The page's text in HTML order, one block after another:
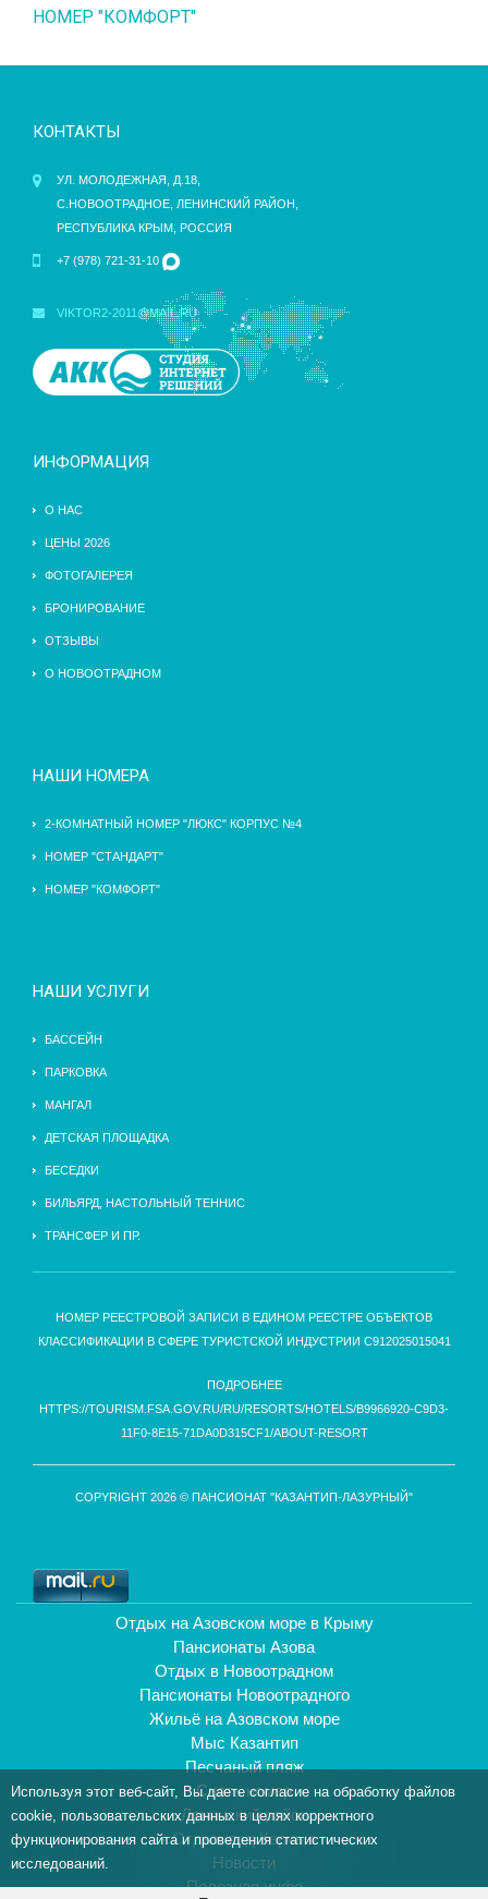
НОМЕР "КОМФОРТ"
КОНТАКТЫ
УЛ. МОЛОДЕЖНАЯ, Д.18,
С.НОВООТРАДНОЕ, ЛЕНИНСКИЙ РАЙОН,
РЕСПУБЛИКА КРЫМ, РОССИЯ
+7 (978) 721-31-10
VIKTOR2-2011@MAIL.RU
ИНФОРМАЦИЯ
О НАС
ЦЕНЫ 2026
ФОТОГАЛЕРЕЯ
БРОНИРОВАНИЕ
ОТЗЫВЫ
О НОВООТРАДНОМ
НАШИ НОМЕРА
2-КОМНАТНЫЙ НОМЕР "ЛЮКС" КОРПУС №4
НОМЕР "СТАНДАРТ"
НОМЕР "КОМФОРТ"
НАШИ УСЛУГИ
БАССЕЙН
ПАРКОВКА
МАНГАЛ
ДЕТСКАЯ ПЛОЩАДКА
БЕСЕДКИ
БИЛЬЯРД, НАСТОЛЬНЫЙ ТЕННИС
ТРАНСФЕР И ПР.
НОМЕР РЕЕСТРОВОЙ ЗАПИСИ В ЕДИНОМ РЕЕСТРЕ ОБЪЕКТОВ
КЛАССИФИКАЦИИ В СФЕРЕ ТУРИСТСКОЙ ИНДУСТРИИ С912025015041
ПОДРОБНЕЕ
HTTPS://TOURISM.FSA.GOV.RU/RU/RESORTS/HOTELS/B9966920-C9D3-
11F0-8E15-71DA0D315CF1/ABOUT-RESORT
COPYRIGHT 2026 © ПАНСИОНАТ "КАЗАНТИП-ЛАЗУРНЫЙ"
Отдых на Азовском море в Крыму
Пансионаты Азова
Отдых в Новоотрадном
Пансионаты Новоотрадного
Жильё на Азовском море
Мыс Казантип
Песчаный пляж
Снять номер
Ленинский район
Отдых под Керчью
Новости
Полезная инфо
Используя этот веб-сайт, Вы даете согласие на обработку файлов
cookie, пользовательских данных в целях корректного
функционирования сайта и проведения статистических
исследований.